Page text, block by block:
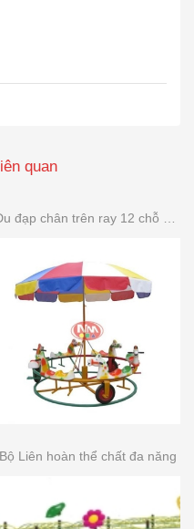
quan
Bộ Liên hoàn thể chất đa năng